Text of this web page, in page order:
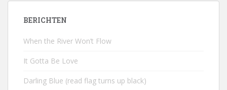
BERICHTEN
When the River Won’t Flow
It Gotta Be Love
Darling Blue (read flag turns up black)